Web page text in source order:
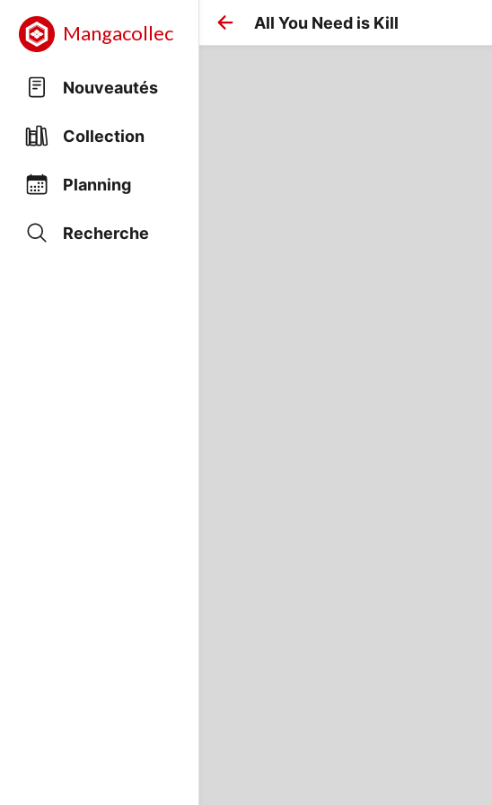
Mangacollec
Nouveautés
Collection
Planning
Recherche
All You Need is Kill